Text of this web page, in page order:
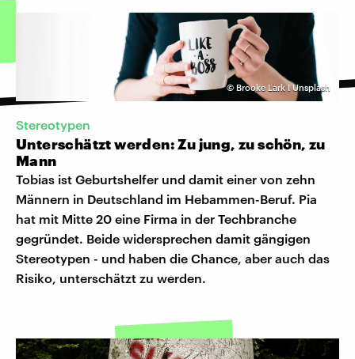
© Brooke Lark I Unsplash
Stereotypen
Unterschätzt werden: Zu jung, zu schön, zu
Mann
Tobias ist Geburtshelfer und damit einer von zehn
Männern in Deutschland im Hebammen-Beruf. Pia
hat mit Mitte 20 eine Firma in der Techbranche
gegründet. Beide widersprechen damit gängigen
Stereotypen - und haben die Chance, aber auch das
Risiko, unterschätzt zu werden.